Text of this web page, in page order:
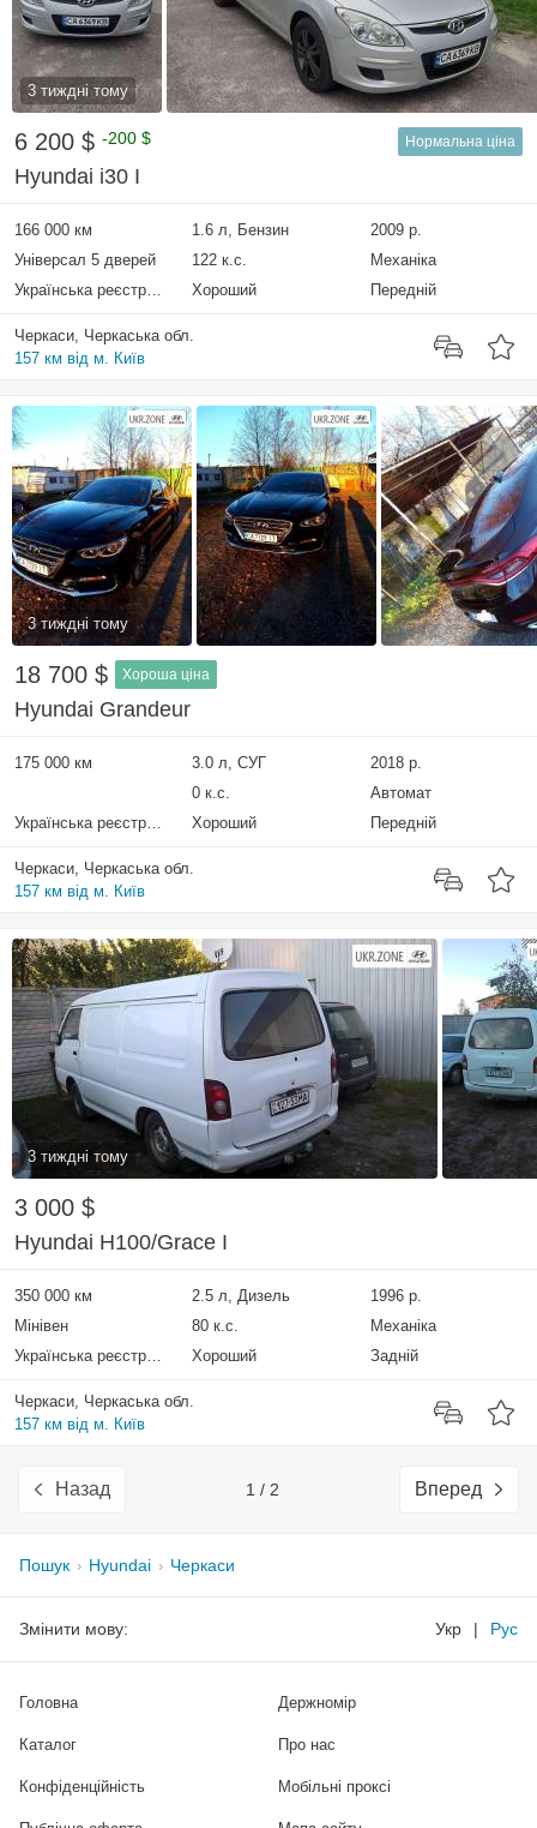
3 тиждні тому
6 200 $ -200 $ Нормальна ціна
Hyundai i30 I
166 000 км 1.6 л, Бензин
2009 р.
Універсал 5 дверей
122 к.с.
Механіка
Українська реєстрація
Хороший Передній
Черкаси, Черкаська обл.
157 км від м. Київ
3 тиждні тому
18 700 $ Хороша ціна
Hyundai Grandeur
175 000 км 3.0 л, СУГ
2018 р.
0 к.с.
Автомат
Українська реєстрація
Хороший Передній
Черкаси, Черкаська обл.
157 км від м. Київ
3 тиждні тому
3 000 $
Hyundai H100/Grace I
350 000 км 2.5 л, Дизель
1996 р.
Мінівен
80 к.с.
Механіка
Українська реєстрація
Хороший Задній
Черкаси, Черкаська обл.
157 км від м. Київ
Назад 1 / 2 Вперед
Пошук Hyundai Черкаси
Змінити мову: Укр | Рус
Головна
Каталог
Держномір
Про нас
Конфіденційність Мобільні проксі